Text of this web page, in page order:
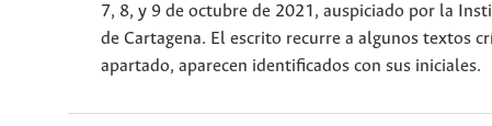
7, 8, y 9 de octubre de 2021, auspiciado por la
de Cartagena. El escrito recurre a algunos textos
apartado, aparecen identificados con sus iniciales.